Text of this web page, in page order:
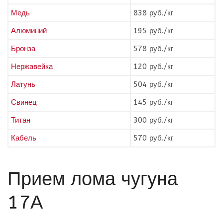
Медь
838 руб./кг
Алюминий
195 руб./кг
Бронза
578 руб./кг
Нержавейка
120 руб./кг
Латунь
504 руб./кг
Свинец
145 руб./кг
Титан
300 руб./кг
Кабель
570 руб./кг
Прием лома чугуна
17А